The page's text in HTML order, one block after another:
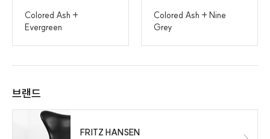
Colored Ash +
Evergreen
Colored Ash + Nine
Grey
브랜드
FRITZ HANSEN